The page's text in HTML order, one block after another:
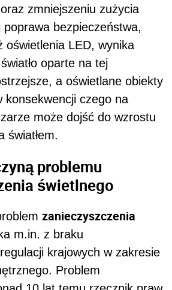
zmniejszeniu zużycia
bezpieczeństwa,
oświetlenia LED, wynika
oparte na tej
a oświetlane obiekty
konsekwencji czego na
może dojść do wzrostu
światłem.
problemu
świetlnego
zanieczyszczenia
m.in. z braku
krajowych w zakresie
Problem